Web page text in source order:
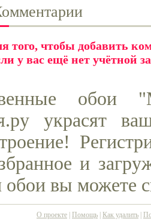
того, чтобы добавить
у вас ещё нет учётной
украсят
и
обои вы можете
О проекте Помощь Как удалить